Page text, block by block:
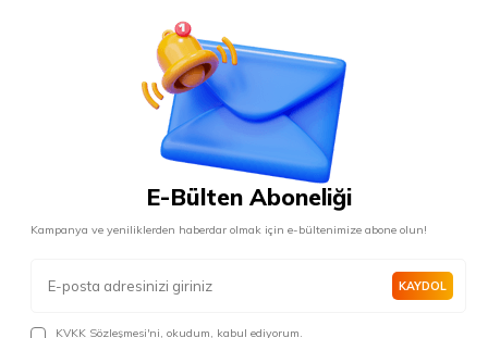
E-Bülten Aboneliği
Kampanya ve yeniliklerden haberdar olmak için e-bültenimize abone olun!
KAYDOL
KVKK Sözleşmesi'ni, okudum, kabul ediyorum.